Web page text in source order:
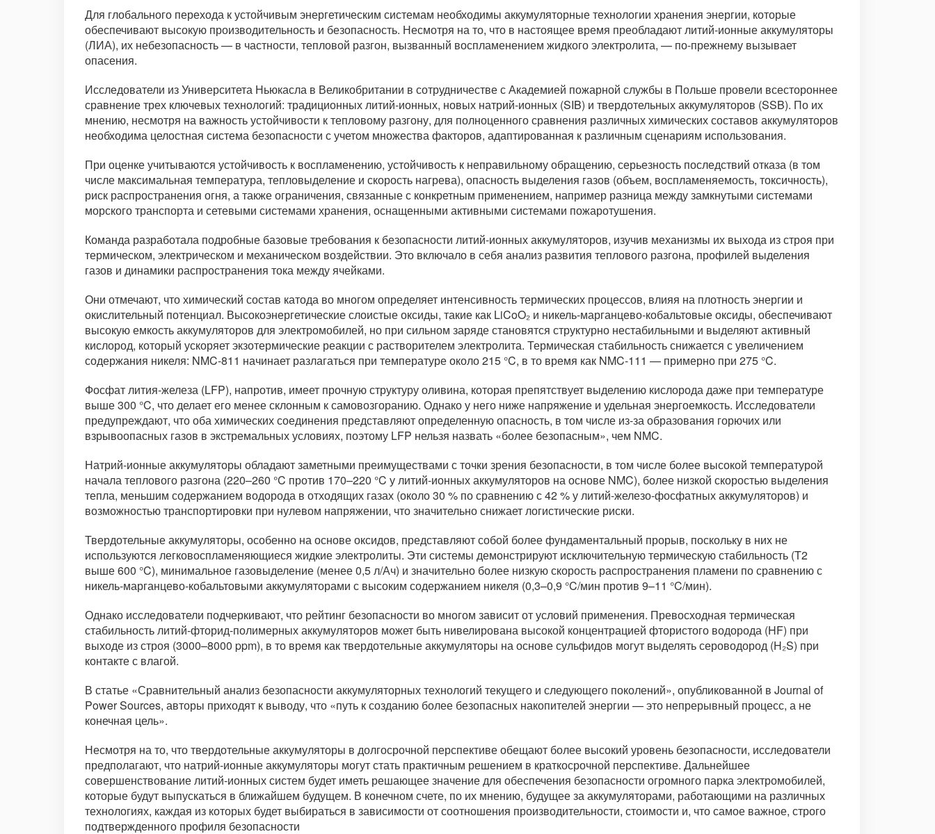
Для глобального перехода к устойчивым энергетическим системам необходимы аккумуляторные технологии хранения энергии, которые
обеспечивают высокую производительность и безопасность. Несмотря на то, что в настоящее время преобладают литий-ионные аккумуляторы
(ЛИА), их небезопасность — в частности, тепловой разгон, вызванный воспламенением жидкого электролита, — по-прежнему вызывает
опасения.
Исследователи из Университета Ньюкасла в Великобритании в сотрудничестве с Академией пожарной службы в Польше провели всестороннее
сравнение трех ключевых технологий: традиционных литий-ионных, новых натрий-ионных (SIB) и твердотельных аккумуляторов (SSB). По их
мнению, несмотря на важность устойчивости к тепловому разгону, для полноценного сравнения различных химических составов аккумуляторов
необходима целостная система безопасности с учетом множества факторов, адаптированная к различным сценариям использования.
При оценке учитываются устойчивость к воспламенению, устойчивость к неправильному обращению, серьезность последствий отказа (в том
числе максимальная температура, тепловыделение и скорость нагрева), опасность выделения газов (объем, воспламеняемость, токсичность),
риск распространения огня, а также ограничения, связанные с конкретным применением, например разница между замкнутыми системами
морского транспорта и сетевыми системами хранения, оснащенными активными системами пожаротушения.
Команда разработала подробные базовые требования к безопасности литий-ионных аккумуляторов, изучив механизмы их выхода из строя при
термическом, электрическом и механическом воздействии. Это включало в себя анализ развития теплового разгона, профилей выделения
газов и динамики распространения тока между ячейками.
Они отмечают, что химический состав катода во многом определяет интенсивность термических процессов, влияя на плотность энергии и
окислительный потенциал. Высокоэнергетические слоистые оксиды, такие как LiCoO₂ и никель-марганцево-кобальтовые оксиды, обеспечивают
высокую емкость аккумуляторов для электромобилей, но при сильном заряде становятся структурно нестабильными и выделяют активный
кислород, который ускоряет экзотермические реакции с растворителем электролита. Термическая стабильность снижается с увеличением
содержания никеля: NMC-811 начинает разлагаться при температуре около 215 °C, в то время как NMC-111 — примерно при 275 °C.
Фосфат лития-железа (LFP), напротив, имеет прочную структуру оливина, которая препятствует выделению кислорода даже при температуре
выше 300 °C, что делает его менее склонным к самовозгоранию. Однако у него ниже напряжение и удельная энергоемкость. Исследователи
предупреждают, что оба химических соединения представляют определенную опасность, в том числе из-за образования горючих или
взрывоопасных газов в экстремальных условиях, поэтому LFP нельзя назвать «более безопасным», чем NMC.
Натрий-ионные аккумуляторы обладают заметными преимуществами с точки зрения безопасности, в том числе более высокой температурой
начала теплового разгона (220–260 °C против 170–220 °C у литий-ионных аккумуляторов на основе NMC), более низкой скоростью выделения
тепла, меньшим содержанием водорода в отходящих газах (около 30 % по сравнению с 42 % у литий-железо-фосфатных аккумуляторов) и
возможностью транспортировки при нулевом напряжении, что значительно снижает логистические риски.
Твердотельные аккумуляторы, особенно на основе оксидов, представляют собой более фундаментальный прорыв, поскольку в них не
используются легковоспламеняющиеся жидкие электролиты. Эти системы демонстрируют исключительную термическую стабильность (T2
выше 600 °C), минимальное газовыделение (менее 0,5 л/Ач) и значительно более низкую скорость распространения пламени по сравнению с
никель-марганцево-кобальтовыми аккумуляторами с высоким содержанием никеля (0,3–0,9 °C/мин против 9–11 °C/мин).
Однако исследователи подчеркивают, что рейтинг безопасности во многом зависит от условий применения. Превосходная термическая
стабильность литий-фторид-полимерных аккумуляторов может быть нивелирована высокой концентрацией фтористого водорода (HF) при
выходе из строя (3000–8000 ppm), в то время как твердотельные аккумуляторы на основе сульфидов могут выделять сероводород (H₂S) при
контакте с влагой.
В статье «Сравнительный анализ безопасности аккумуляторных технологий текущего и следующего поколений», опубликованной в Journal of
Power Sources, авторы приходят к выводу, что «путь к созданию более безопасных накопителей энергии — это непрерывный процесс, а не
конечная цель».
Несмотря на то, что твердотельные аккумуляторы в долгосрочной перспективе обещают более высокий уровень безопасности, исследователи
предполагают, что натрий-ионные аккумуляторы могут стать практичным решением в краткосрочной перспективе. Дальнейшее
совершенствование литий-ионных систем будет иметь решающее значение для обеспечения безопасности огромного парка электромобилей,
которые будут выпускаться в ближайшем будущем. В конечном счете, по их мнению, будущее за аккумуляторами, работающими на различных
технологиях, каждая из которых будет выбираться в зависимости от соотношения производительности, стоимости и, что самое важное, строго
подтвержденного профиля безопасности